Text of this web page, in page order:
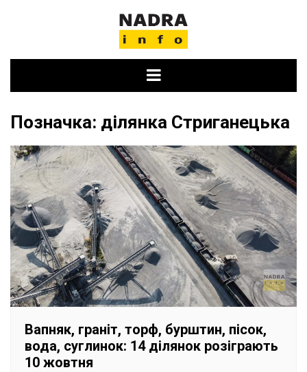
Позначка: ділянка Стриганецька
Вапняк, граніт, торф, бурштин, пісок,
вода, суглинок: 14 ділянок розіграють
10 жовтня